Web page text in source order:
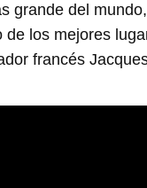
grande del
los mejores
francés